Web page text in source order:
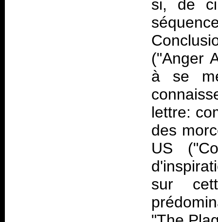
si, de
("Anger
à se
lettre:
des
US
sur